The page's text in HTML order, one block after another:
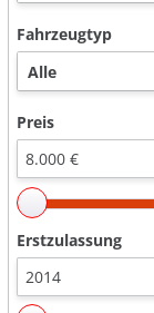
Fahrzeugtyp
Preis
Erstzulassung